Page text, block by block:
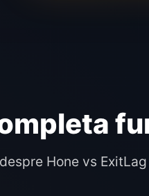
Hone vs ExitLag